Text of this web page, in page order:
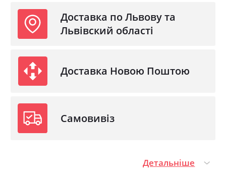
Доставка по Львову та
Львівский області
Доставка Новою Поштою
Самовивіз
Детальніше